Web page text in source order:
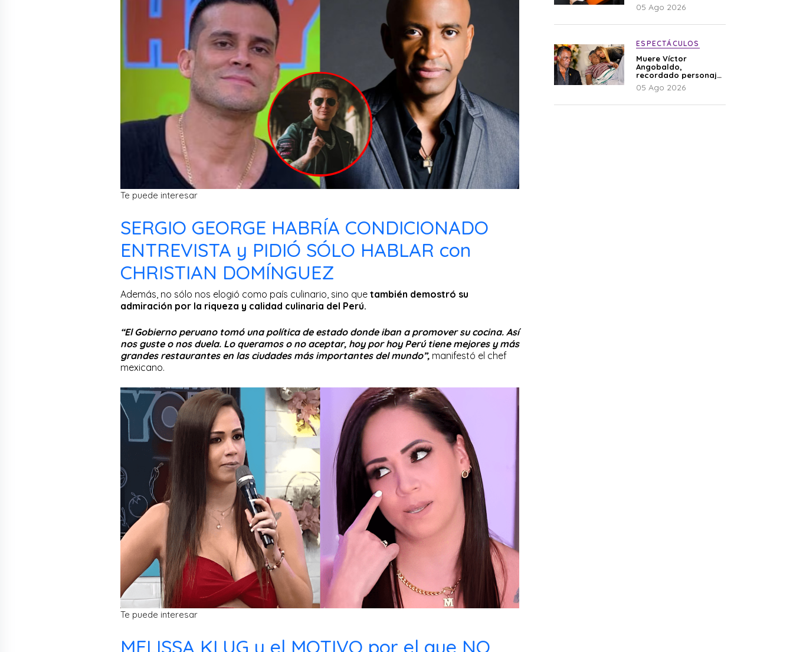
Te puede interesar
SERGIO GEORGE HABRÍA CONDICIONADO
ENTREVISTA y PIDIÓ SÓLO HABLAR con
CHRISTIAN DOMÍNGUEZ
Además, no sólo nos elogió como país culinario, sino que también demostró su
admiración por la riqueza y calidad culinaria del Perú.
“El Gobierno peruano tomó una política de estado donde iban a promover su cocina. Así
nos guste o nos duela. Lo queramos o no aceptar, hoy por hoy Perú tiene mejores y más
grandes restaurantes en las ciudades más importantes del mundo”, manifestó el chef
mexicano.
Te puede interesar
MELISSA KLUG y el MOTIVO por el que NO
05 Ago 2026
ESPECTÁCULOS
Muere Víctor
Angobaldo,
recordado personaje
de la farándula y
expareja de Shirley
05 Ago 2026